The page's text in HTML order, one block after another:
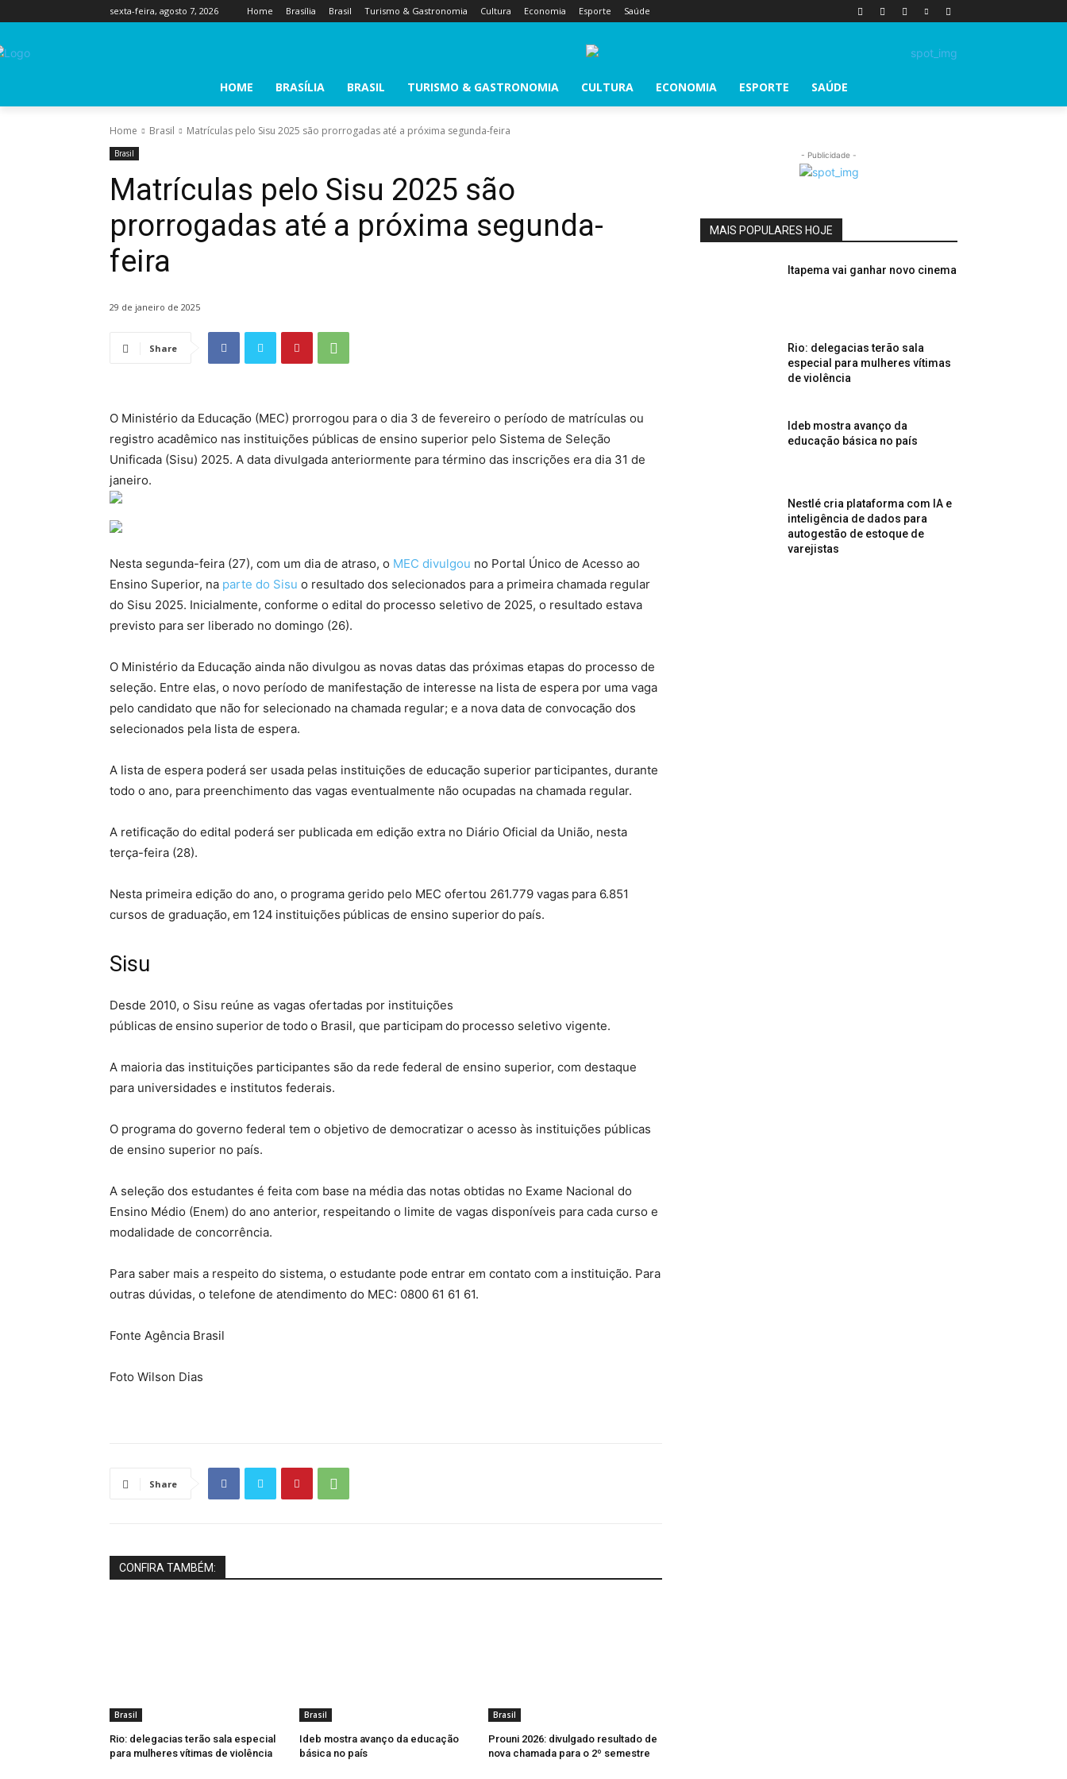
sexta-feira, agosto 7, 2026 Home Brasília Brasil Turismo & Gastronomia Cultura Economia Esporte Saúde
HOME BRASÍLIA BRASIL TURISMO & GASTRONOMIA CULTURA ECONOMIA ESPORTE SAÚDE
Home Brasil Matrículas pelo Sisu 2025 são prorrogadas até a próxima segunda-feira
Brasil
Matrículas pelo Sisu 2025 são
prorrogadas até a próxima segunda-
feira
29 de janeiro de 2025
Share
O Ministério da Educação (MEC) prorrogou para o dia 3 de fevereiro o período de matrículas ou
registro acadêmico nas instituições públicas de ensino superior pelo Sistema de Seleção
Unificada (Sisu) 2025. A data divulgada anteriormente para término das inscrições era dia 31 de
janeiro.
Nesta segunda-feira (27), com um dia de atraso, o MEC divulgou no Portal Único de Acesso ao
Ensino Superior, na parte do Sisu o resultado dos selecionados para a primeira chamada regular
do Sisu 2025. Inicialmente, conforme o edital do processo seletivo de 2025, o resultado estava
previsto para ser liberado no domingo (26).
O Ministério da Educação ainda não divulgou as novas datas das próximas etapas do processo de
seleção. Entre elas, o novo período de manifestação de interesse na lista de espera por uma vaga
pelo candidato que não for selecionado na chamada regular; e a nova data de convocação dos
selecionados pela lista de espera.
A lista de espera poderá ser usada pelas instituições de educação superior participantes, durante
todo o ano, para preenchimento das vagas eventualmente não ocupadas na chamada regular.
A retificação do edital poderá ser publicada em edição extra no Diário Oficial da União, nesta
terça-feira (28).
Nesta primeira edição do ano, o programa gerido pelo MEC ofertou 261.779 vagas para 6.851
cursos de graduação, em 124 instituições públicas de ensino superior do país.
Sisu
Desde 2010, o Sisu reúne as vagas ofertadas por instituições
públicas de ensino superior de todo o Brasil, que participam do processo seletivo vigente.
A maioria das instituições participantes são da rede federal de ensino superior, com destaque
para universidades e institutos federais.
O programa do governo federal tem o objetivo de democratizar o acesso às instituições públicas
de ensino superior no país.
A seleção dos estudantes é feita com base na média das notas obtidas no Exame Nacional do
Ensino Médio (Enem) do ano anterior, respeitando o limite de vagas disponíveis para cada curso e
modalidade de concorrência.
Para saber mais a respeito do sistema, o estudante pode entrar em contato com a instituição. Para
outras dúvidas, o telefone de atendimento do MEC: 0800 61 61 61.
Fonte Agência Brasil
Foto Wilson Dias
Share
CONFIRA TAMBÉM:
Brasil
Rio: delegacias terão sala especial
para mulheres vítimas de violência
Brasil
Ideb mostra avanço da educação
básica no país
Brasil
Prouni 2026: divulgado resultado de
nova chamada para o 2º semestre
- Publicidade -
MAIS POPULARES HOJE
Itapema vai ganhar novo cinema
Rio: delegacias terão sala
especial para mulheres vítimas
de violência
Ideb mostra avanço da
educação básica no país
Nestlé cria plataforma com IA e
inteligência de dados para
autogestão de estoque de
varejistas